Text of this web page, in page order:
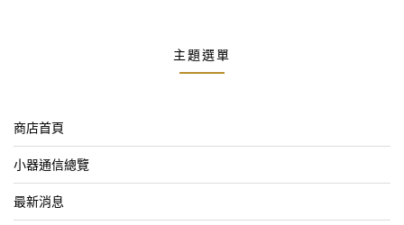
主題選單
商店首頁
小器通信總覽
最新消息